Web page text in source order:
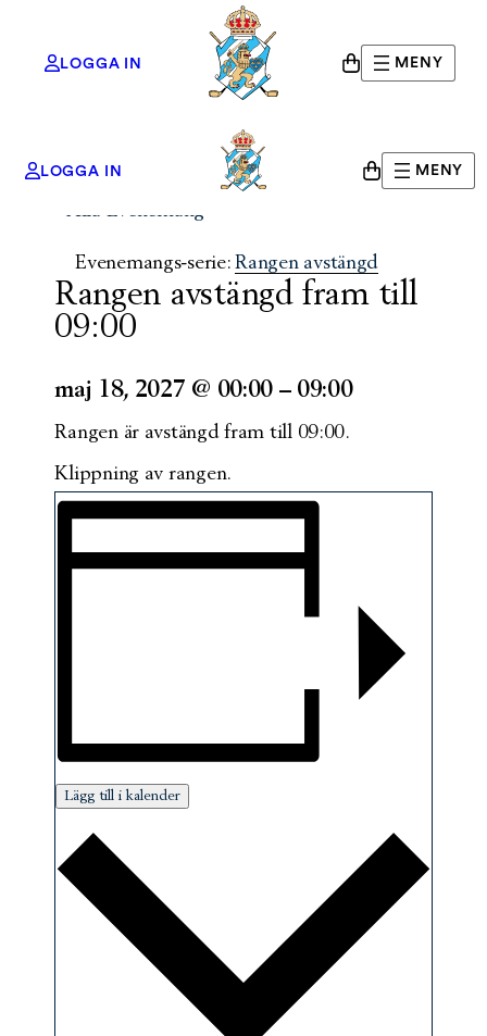
LOGGA IN MENY
LOGGA IN MENY
« Alla Evenemang
Evenemangs-serie:Rangen avstängd
Rangen avstängd fram till
09:00
maj 18, 2027 @ 00:00 – 09:00
Rangen är avstängd fram till 09:00.
Klippning av rangen.
Lägg till i kalender